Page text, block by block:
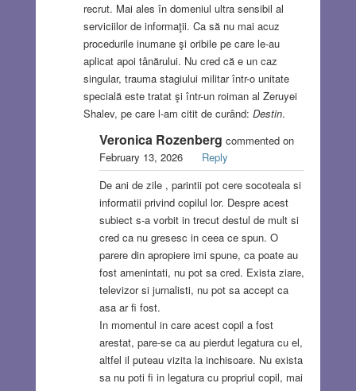
recrut. Mai ales în domeniul ultra sensibil al
serviciilor de informaţii. Ca să nu mai acuz
procedurile inumane şi oribile pe care le-au
aplicat apoi tânărului. Nu cred că e un caz
singular, trauma stagiului militar într-o unitate
specială este tratat şi într-un roiman al Zeruyei
Shalev, pe care l-am citit de curând: Destin.
Veronica Rozenberg commented on
February 13, 2026
Reply
De ani de zile , parintii pot cere socoteala si
informatii privind copilul lor. Despre acest
subiect s-a vorbit in trecut destul de mult si
cred ca nu gresesc in ceea ce spun. O
parere din apropiere imi spune, ca poate au
fost amenintati, nu pot sa cred. Exista ziare,
televizor si jurnalisti, nu pot sa accept ca
asa ar fi fost.
In momentul in care acest copil a fost
arestat, pare-se ca au pierdut legatura cu el,
altfel il puteau vizita la inchisoare. Nu exista
sa nu poti fi in legatura cu propriul copil, mai